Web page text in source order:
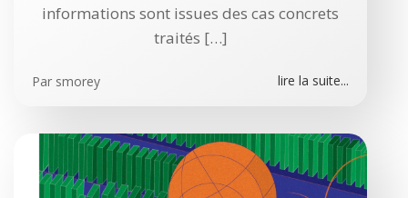
informations sont issues des cas concrets
traités […]
Par smorey lire la suite...